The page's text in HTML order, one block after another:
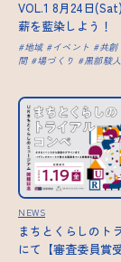
VOL.1 8月24日
薪を藍染しよう！
地域 イベント 共創
間
場づくり 黒部駿人
NEWS
まちとくらしのト
にて【審査委員賞